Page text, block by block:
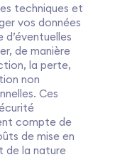
techniques et
vos données
de manière
la perte,
non
Ces
compte de
de mise en
de la nature